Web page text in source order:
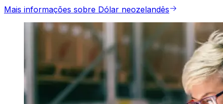
Mais informações sobre Dólar neozelandês